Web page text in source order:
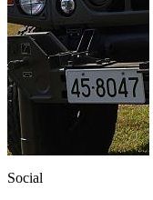
Social